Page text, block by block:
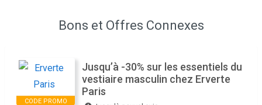
Bons et Offres Connexes
CODE PROMO
Jusqu’à -30% sur les essentiels du
vestiaire masculin chez Erverte
Paris